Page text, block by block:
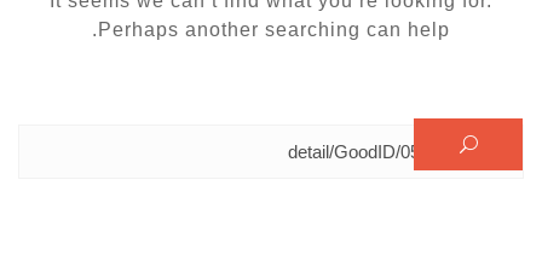
Perhaps another searching can help.
البحث عن: